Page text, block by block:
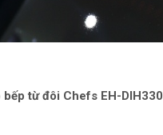
bếp từ đôi Chefs EH-DIH330